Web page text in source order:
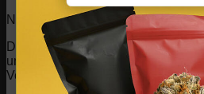
Notwendige Website Cookies
Diese Cookies sind unbedingt
unserer Webseite verfügbaren
Verfügung zu stellen.